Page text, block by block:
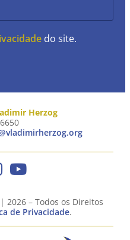
do site.
Herzog
| 2026 – Todos os Direitos
de Privacidade.